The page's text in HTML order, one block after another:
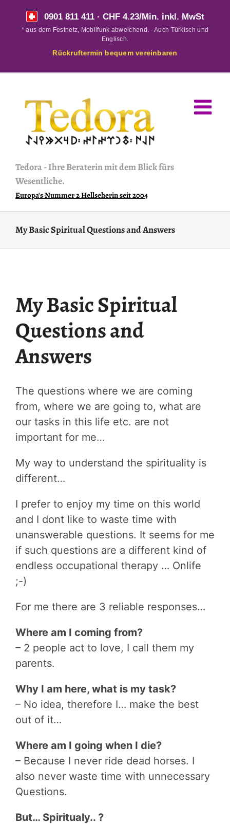
0901 811 411· CHF 4.23/Min. inkl. MwSt
* aus dem Festnetz, Mobilfunk abweichend. · Auch Türkisch und
Englisch.
Rückruftermin bequem vereinbaren
Tedora-Ihre Beraterin mit dem Blick fürs
Wesentliche.
Europa's Nummer 2 Hellseherin seit 2004
My Basic Spiritual Questions and Answers
My Basic Spiritual
Questions and
Answers
The questions where we are coming
from, where we are going to, what are
our tasks in this life etc. are not
important for me…
My way to understand the spirituality is
different…
I prefer to enjoy my time on this world
and I dont like to waste time with
unanswerable questions. It seems for me
if such questions are a different kind of
endless occupational therapy … Onlife
;-)
For me there are 3 reliable responses…
Where am I coming from?
– 2 people act to love, I call them my
parents.
Why I am here, what is my task?
– No idea, therefore I… make the best
out of it…
Where am I going when I die?
– Because I never ride dead horses. I
also never waste time with unnecessary
Questions.
But… Spiritualy.. ?